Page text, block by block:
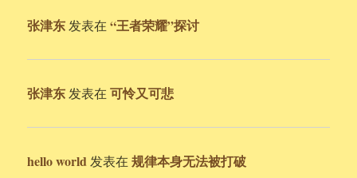
张津东 发表在“王者荣耀”探讨
张津东 发表在可怜又可悲
hello world 发表在规律本身无法被打破